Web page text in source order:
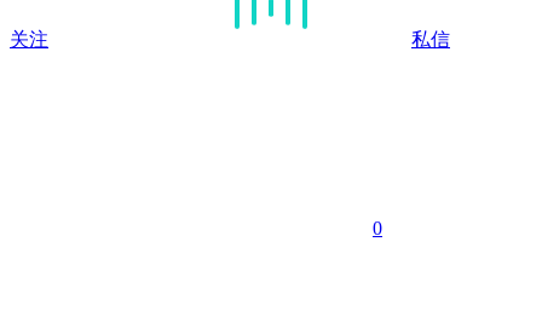
关注 私信
0